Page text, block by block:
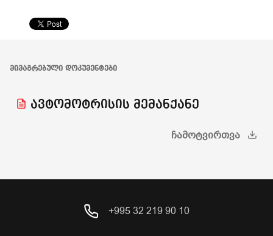
ᲛᲘᲛᲐᲒᲠᲔᲑᲣᲚᲘ ᲓᲝᲙᲣᲛᲔᲜᲢᲔᲑᲘ
ავტომოტრისის მემანქანე
ᲩᲐᲛᲝᲢᲕᲘᲠᲗᲕᲐ
+995 32 219 90 10